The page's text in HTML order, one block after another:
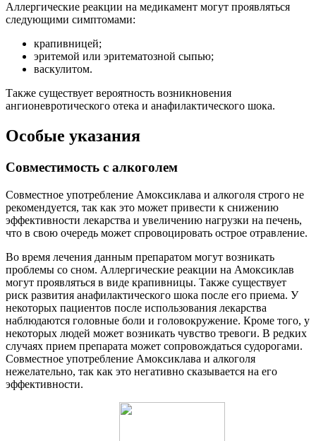
Аллергические реакции на медикамент могут проявляться
следующими симптомами:
крапивницей;
эритемой или эритематозной сыпью;
васкулитом.
Также существует вероятность возникновения
ангионевротического отека и анафилактического шока.
Особые указания
Совместимость с алкоголем
Совместное употребление Амоксиклава и алкоголя строго не
рекомендуется, так как это может привести к снижению
эффективности лекарства и увеличению нагрузки на печень,
что в свою очередь может спровоцировать острое отравление.
Во время лечения данным препаратом могут возникать
проблемы со сном. Аллергические реакции на Амоксиклав
могут проявляться в виде крапивницы. Также существует
риск развития анафилактического шока после его приема. У
некоторых пациентов после использования лекарства
наблюдаются головные боли и головокружение. Кроме того, у
некоторых людей может возникать чувство тревоги. В редких
случаях прием препарата может сопровождаться судорогами.
Совместное употребление Амоксиклава и алкоголя
нежелательно, так как это негативно сказывается на его
эффективности.